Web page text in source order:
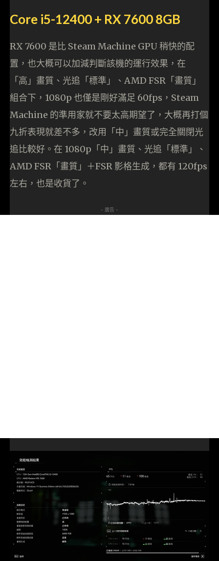
Core i5-12400 + RX 7600 8GB
RX 7600 是比 Steam Machine GPU 稍快的配
置，也大概可以加減判斷該機的運行效果，在
「高」畫質、光追「標準」、AMD FSR「畫質」
組合下，1080p 也僅是剛好滿足 60fps，Steam
Machine 的準用家就不要太高期望了，大概再打個
九折表現就差不多，改用「中」畫質或完全關閉光
追比較好。在 1080p「中」畫質、光追「標準」、
AMD FSR「畫質」＋FSR 影格生成，都有 120fps
左右，也是收貨了。
- 廣告 -